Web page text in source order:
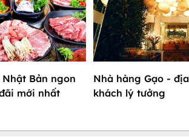
Nhật Bản ngon
mới nhất
Nhà hàng Gạo -
khách lý tưởng